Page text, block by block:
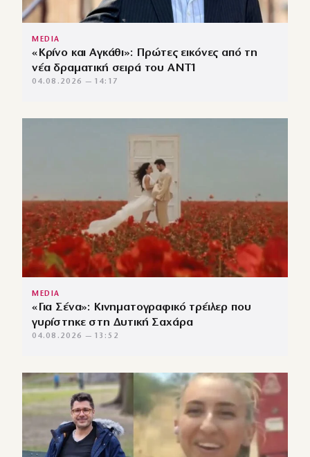
MEDIA
«Κρίνο και Αγκάθι»: Πρώτες εικόνες από τη
νέα δραματική σειρά του ANT1
04.08.2026 — 14:17
MEDIA
«Για Σένα»: Κινηματογραφικό τρέιλερ που
γυρίστηκε στη Δυτική Σαχάρα
04.08.2026 — 13:52